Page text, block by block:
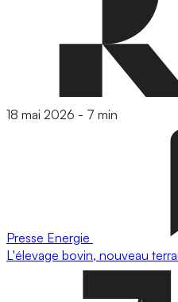
18 mai 2026 - 7 min
Presse Energie
L'élevage bovin, nouveau